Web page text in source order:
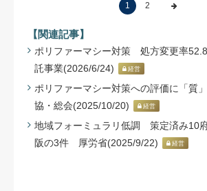
1 2
【関連記事】
ポリファーマシー対策 処方変更率
託事業(2026/6/24)
経営
ポリファーマシー対策への評価に「質
協・総会(2025/10/20)
経営
地域フォーミュラリ低調 策定済み10
阪の3件 厚労省(2025/9/22)
経営